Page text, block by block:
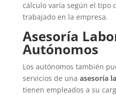
cálculo varía según el tipo
trabajado en la empresa.
Asesoría
Autónomos
Los autónomos también
servicios de una asesoría
tienen empleados a su